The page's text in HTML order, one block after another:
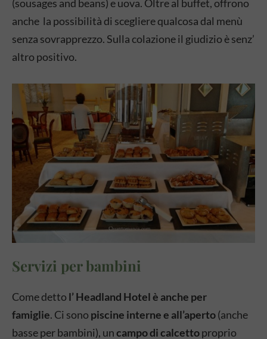
(sousages and beans) e uova. Oltre al buffet, offrono
anche la possibilità di scegliere qualcosa dal menù
senza sovrapprezzo. Sulla colazione il giudizio è senz’
altro positivo.
Servizi per bambini
Come detto l’ Headland Hotel è anche per
famiglie. Ci sono piscine interne e all’aperto(anche
basse per bambini), uncampo di calcettoproprio